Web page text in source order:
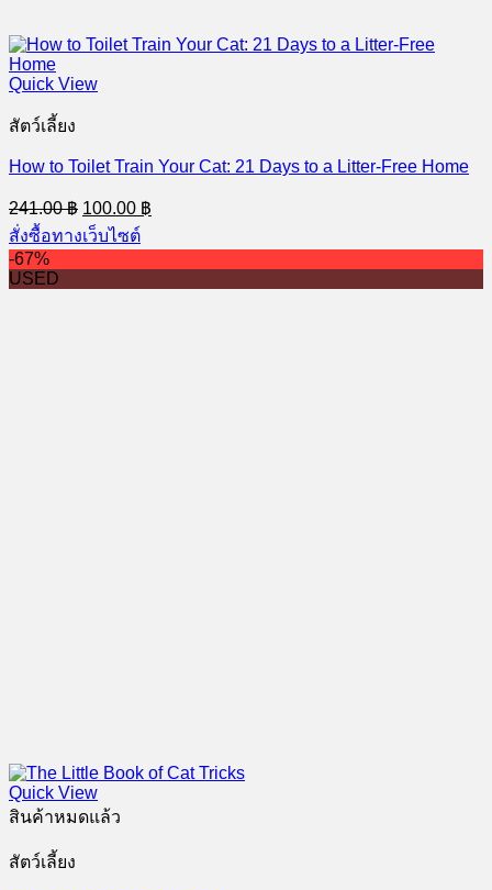
Quick View
สัตว์เลี้ยง
How to Toilet Train Your Cat: 21 Days to a Litter-Free Home
241.00฿ Original
price
was:
241.00 ฿.
100.00 ฿
price
100.00 ฿.
สั่งซื้อทางเว็บไซต์
-67%
USED
Quick View
สินค้าหมดแล้ว
สัตว์เลี้ยง